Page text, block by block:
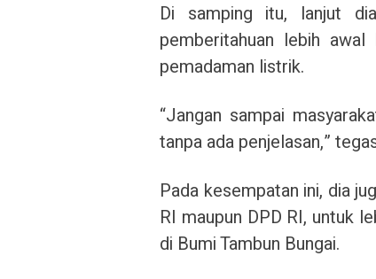
Di samping itu, lanjut
pemberitahuan lebih
pemadaman listrik.
“Jangan sampai
tanpa ada penjelasan,”
Pada kesempatan ini, dia
RI maupun DPD RI, untuk
di Bumi Tambun Bungai.